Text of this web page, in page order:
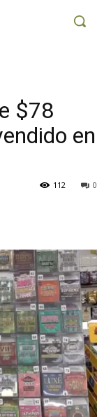
$78
en
0
112